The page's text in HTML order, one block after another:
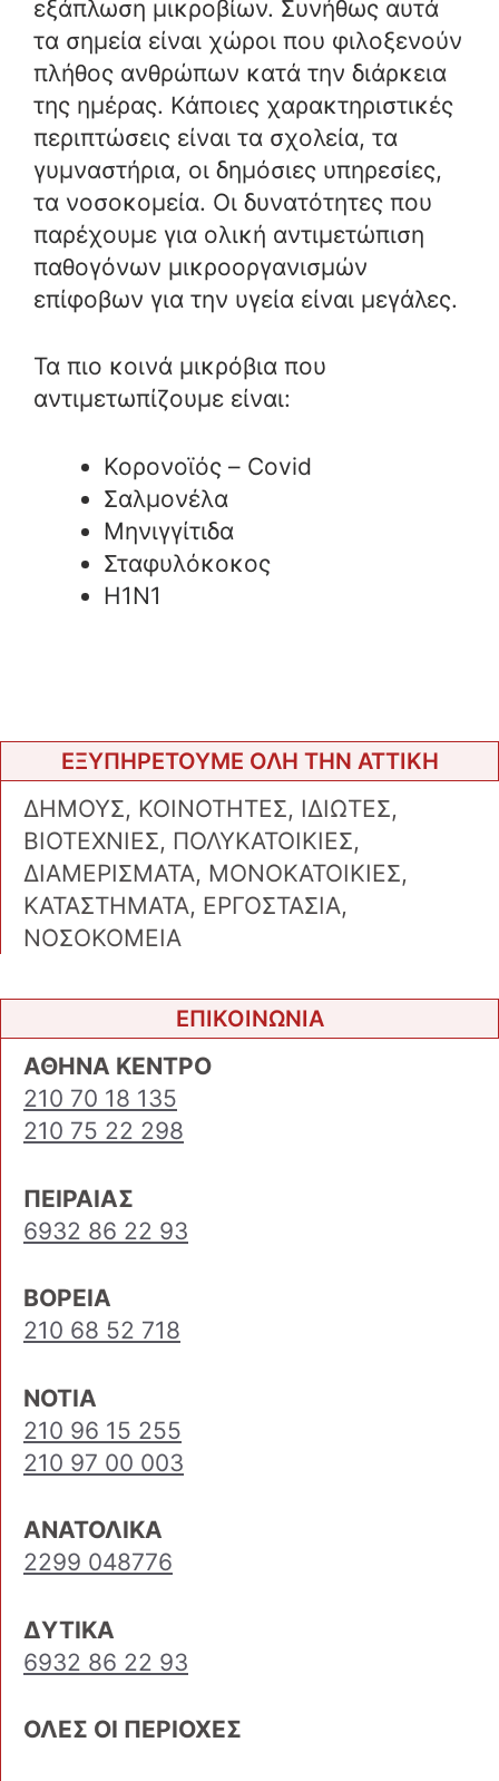
εξάπλωση μικροβίων. Συνήθως αυτά
τα σημεία είναι χώροι που φιλοξενούν
πλήθος ανθρώπων κατά την διάρκεια
της ημέρας. Κάποιες χαρακτηριστικές
περιπτώσεις είναι τα σχολεία, τα
γυμναστήρια, οι δημόσιες υπηρεσίες,
τα νοσοκομεία. Οι δυνατότητες που
παρέχουμε για ολική αντιμετώπιση
παθογόνων μικροοργανισμών
επίφοβων για την υγεία είναι μεγάλες.
Τα πιο κοινά μικρόβια που
αντιμετωπίζουμε είναι:
Κορονοϊός – Covid
Σαλμονέλα
Μηνιγγίτιδα
Σταφυλόκοκος
H1N1
ΕΞΥΠΗΡΕΤΟΥΜΕ ΟΛΗ ΤΗΝ ΑΤΤΙΚΗ
ΔΗΜΟΥΣ, ΚΟΙΝΟΤΗΤΕΣ, ΙΔΙΩΤΕΣ,
ΒΙΟΤΕΧΝΙΕΣ, ΠΟΛΥΚΑΤΟΙΚΙΕΣ,
ΔΙΑΜΕΡΙΣΜΑΤΑ, ΜΟΝΟΚΑΤΟΙΚΙΕΣ,
ΚΑΤΑΣΤΗΜΑΤΑ, ΕΡΓΟΣΤΑΣΙΑ,
ΝΟΣΟΚΟΜΕΙΑ
ΕΠΙΚΟΙΝΩΝΙΑ
ΑΘΗΝΑ ΚΕΝΤΡΟ
210 70 18 135
210 75 22 298
ΠΕΙΡΑΙΑΣ
6932 86 22 93
ΒΟΡΕΙΑ
210 68 52 718
ΝΟΤΙΑ
210 96 15 255
210 97 00 003
ΑΝΑΤΟΛΙΚΑ
2299 048776
ΔΥΤΙΚΑ
6932 86 22 93
ΟΛΕΣ ΟΙ ΠΕΡΙΟΧΕΣ